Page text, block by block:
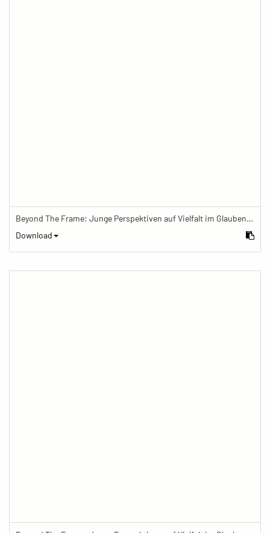
Beyond The Frame: Junge Perspektiven auf Vielfalt im Glauben - Frau meditiert im Schreinraum
Download